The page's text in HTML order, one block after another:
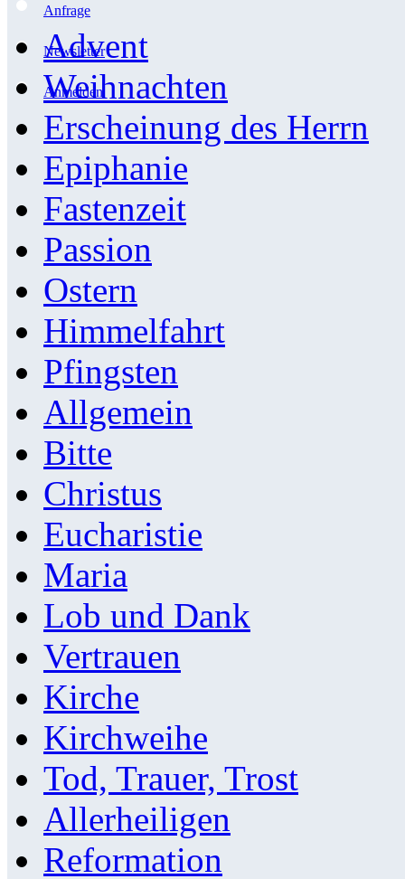
Anfrage
Newsletter
Anmelden
Advent
Weihnachten
Erscheinung des Herrn
Epiphanie
Fastenzeit
Passion
Ostern
Himmelfahrt
Pfingsten
Allgemein
Bitte
Christus
Eucharistie
Maria
Lob und Dank
Vertrauen
Kirche
Kirchweihe
Tod, Trauer, Trost
Allerheiligen
Reformation